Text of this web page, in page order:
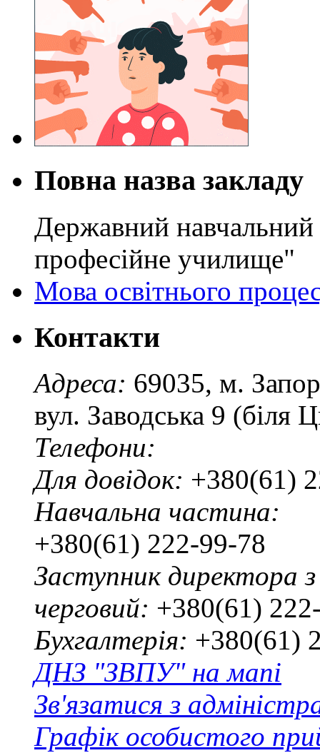
Повна назва закладу
Державний навчальний
професійне училище"
Мова освітнього
Контакти
Адреса: 69035, м.
вул. Заводська 9 (біля
Телефони:
Для довідок: +380(61)
Навчальна частина:
+380(61) 222-99-78
Заступник директора
черговий: +380(61)
Бухгалтерія: +380(61)
ДНЗ "ЗВПУ" на мапі
Зв'язатися з
Графік особистого